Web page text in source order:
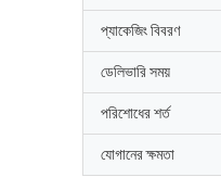
প্যাকেজিং বিবরণ
ডেলিভারি সময়
পরিশোধের শর্ত
যোগানের ক্ষমতা